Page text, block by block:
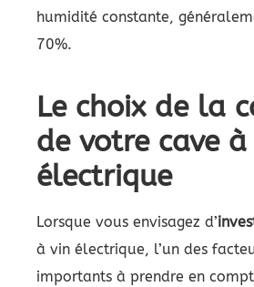
humidité constante,
70%.
Le choix de la
de votre cave
électrique
Lorsque vous envisagez d’
à vin électrique, l’un des
importants à prendre en